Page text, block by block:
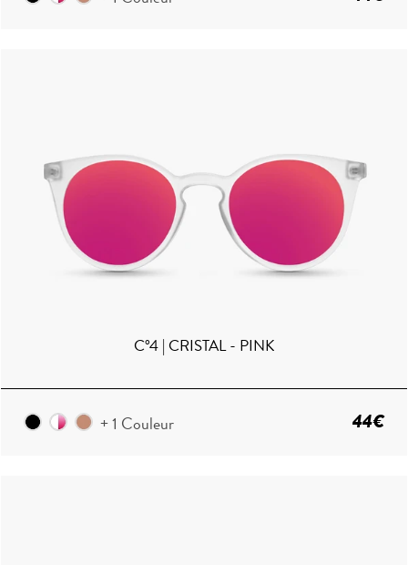
C°4 | CRISTAL - PINK
+ 1 Couleur 44€